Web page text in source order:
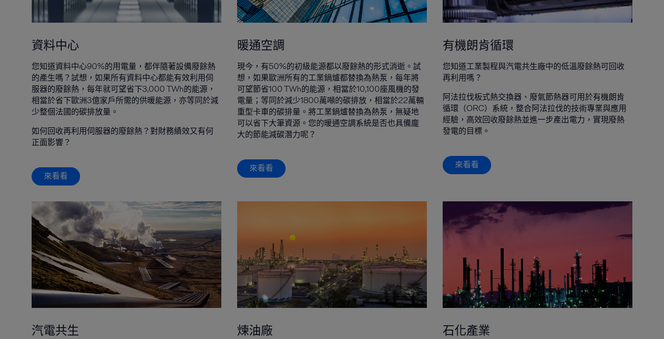
資料中心
您知道資料中心90%的用電量，都伴隨著設備廢餘熱
的產生嗎？試想，如果所有資料中心都能有效利用伺
服器的廢餘熱，每年就可望省下3,000 TWh的能源，
相當於省下歐洲3億家戶所需的供暖能源，亦等同於減
少整個法國的碳排放量。
如何回收再利用伺服器的廢餘熱？對財務績效又有何
正面影響？
來看看
暖通空調
現今，有50%的初級能源都以廢餘熱的形式消逝。試
想，如果歐洲所有的工業鍋爐都替換為熱泵，每年將
可望節省100 TWh的能源，相當於10,100座風機的發
電量；等同於減少1800萬噸的碳排放，相當於22萬輛
重型卡車的碳排量。將工業鍋爐替換為熱泵，無疑地
可以省下大筆資源。您的暖通空調系統是否也具備龐
大的節能減碳潛力呢？
來看看
有機朗肯循環
您知道工業製程與汽電共生廠中的低溫廢餘熱可回收
再利用嗎？
阿法拉伐板式熱交換器、廢氣節熱器可用於有機朗肯
循環（ORC）系統，整合阿法拉伐的技術專業與應用
經驗，高效回收廢餘熱並進一步產出電力，實現廢熱
發電的目標。
來看看
汽電共生 煉油廠 石化產業